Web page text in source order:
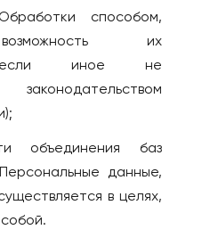
способом,
их
(если иное не
объединения баз
данные,
в целях,